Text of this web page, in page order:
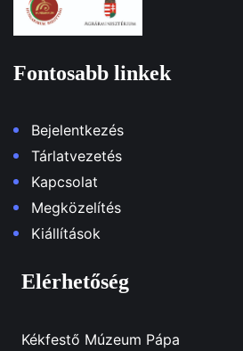
Fontosabb linkek
Bejelentkezés
Tárlatvezetés
Kapcsolat
Megközelítés
Kiállítások
Elérhetőség
Kékfestő Múzeum Pápa